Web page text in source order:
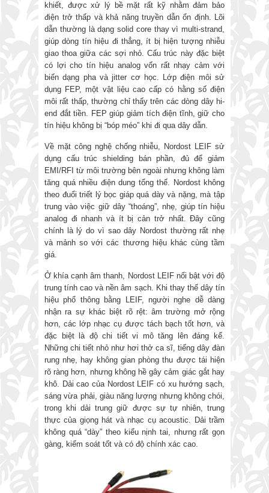
khiết, được xử lý bề mặt rất kỹ nhằm đảm bảo
điện trở thấp và khả năng truyền dẫn ổn định. Lõi
dẫn thường là dạng solid core thay vì multi-strand,
giúp dòng tín hiệu đi thẳng, ít bị hiện tượng nhiễu
giao thoa giữa các sợi nhỏ. Cấu trúc này đặc biệt
có lợi cho tín hiệu analog vốn rất nhạy cảm với
biến dạng pha và jitter cơ học. Lớp điện môi sử
dụng FEP, một vật liệu cao cấp có hằng số điện
môi rất thấp, thường chỉ thấy trên các dòng dây hi-
end đắt tiền. FEP giúp giảm tích điện tĩnh, giữ cho
tín hiệu không bị “bóp méo” khi đi qua dây dẫn.
Về mặt công nghệ chống nhiễu, Nordost LEIF sử
dụng cấu trúc shielding bán phần, đủ để giảm
EMI/RFI từ môi trường bên ngoài nhưng không làm
tăng quá nhiều điện dung tổng thể. Nordost không
theo đuổi triết lý bọc giáp quá dày và nặng, mà tập
trung vào việc giữ dây “thoáng”, nhẹ, giúp tín hiệu
analog đi nhanh và ít bị cản trở nhất. Đây cũng
chính là lý do vì sao dây Nordost thường rất nhẹ
và mảnh so với các thương hiệu khác cùng tầm
giá.
Ở khía cạnh âm thanh, Nordost LEIF nổi bật với độ
trung tính cao và nền âm sạch. Khi thay thế dây tín
hiệu phổ thông bằng LEIF, người nghe dễ dàng
nhận ra sự khác biệt rõ rệt: âm trường mở rộng
hơn, các lớp nhạc cụ được tách bạch tốt hơn, và
đặc biệt là độ chi tiết vi mô tăng lên đáng kể.
Những chi tiết nhỏ như hơi thở ca sĩ, tiếng dây đàn
rung nhẹ, hay không gian phòng thu được tái hiện
rõ ràng hơn, nhưng không hề gây cảm giác gắt hay
khô. Dải cao của Nordost LEIF có xu hướng sạch,
sáng vừa phải, giàu năng lượng nhưng không chói,
trong khi dải trung giữ được sự tự nhiên, trung
thực của giọng hát và nhạc cụ acoustic. Dải trầm
không quá “dày” theo kiểu nịnh tai, nhưng rất gọn
gàng, kiểm soát tốt và có độ chính xác cao.